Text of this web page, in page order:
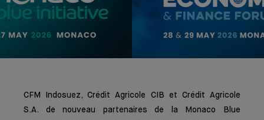
CFM Indosuez, Crédit Agricole CIB et Crédit Agricole
S.A. de nouveau partenaires de la Monaco Blue